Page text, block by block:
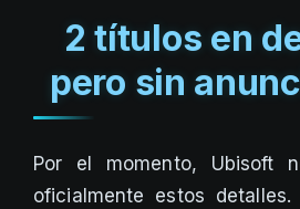
2 títulos en
pero sin
Por el momento, Ubisoft
oficialmente estos